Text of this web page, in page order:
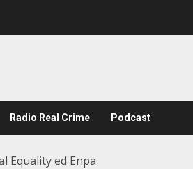
Radio Real Crime Podcast
Equality ed Enpa